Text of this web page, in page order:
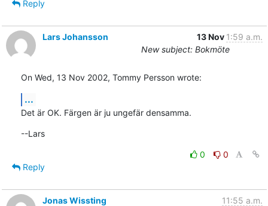
Reply
Lars Johansson 13 Nov 1:59 a.m.
New subject: Bokmöte
On Wed, 13 Nov 2002, Tommy Persson wrote:
...
Det är OK. Färgen är ju ungefär densamma.
--Lars
0
0
Reply
Jonas Wissting
11:55 a.m.